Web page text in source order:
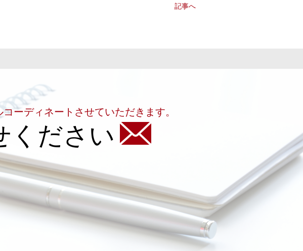
記事へ
ーディネートさせていただきます。
ください